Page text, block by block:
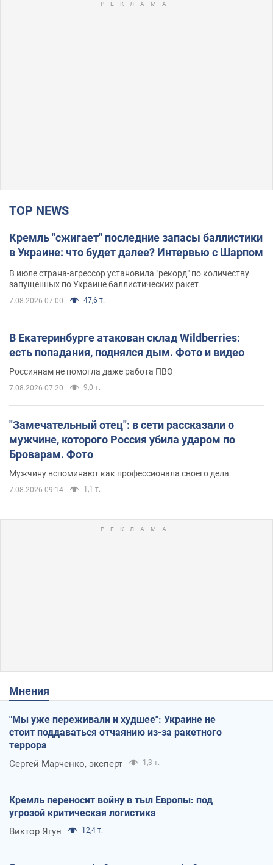
TOP NEWS
Кремль "сжигает" последние запасы баллистики
в Украине: что будет далее? Интервью с Шарпом
В июле страна-агрессор установила "рекорд" по количеству
запущенных по Украине баллистических ракет
7.08.2026 07:00 47,6 т.
В Екатеринбурге атакован склад Wildberries:
есть попадания, поднялся дым. Фото и видео
Россиянам не помогла даже работа ПВО
7.08.2026 07:20 9,0 т.
"Замечательный отец": в сети рассказали о
мужчине, которого Россия убила ударом по
Броварам. Фото
Мужчину вспоминают как профессионала своего дела
7.08.2026 09:14 1,1 т.
Мнения
"Мы уже переживали и худшее": Украине не
стоит поддаваться отчаянию из-за ракетного
террора
Сергей Марченко, эксперт 1,3 т.
Кремль переносит войну в тыл Европы: под
угрозой критическая логистика
Виктор Ягун 12,4 т.